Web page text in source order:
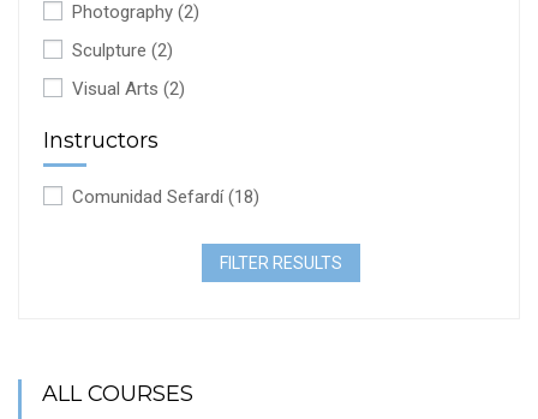
Photography (2)
Sculpture (2)
Visual Arts (2)
Instructors
Comunidad Sefardí(18)
FILTER RESULTS
ALL COURSES